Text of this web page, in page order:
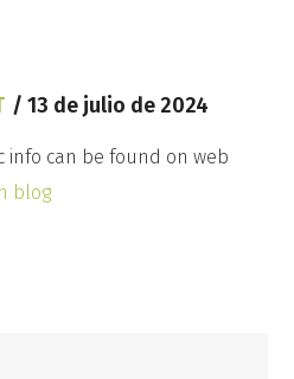
13 de julio de 2024
info can be found on web
blog